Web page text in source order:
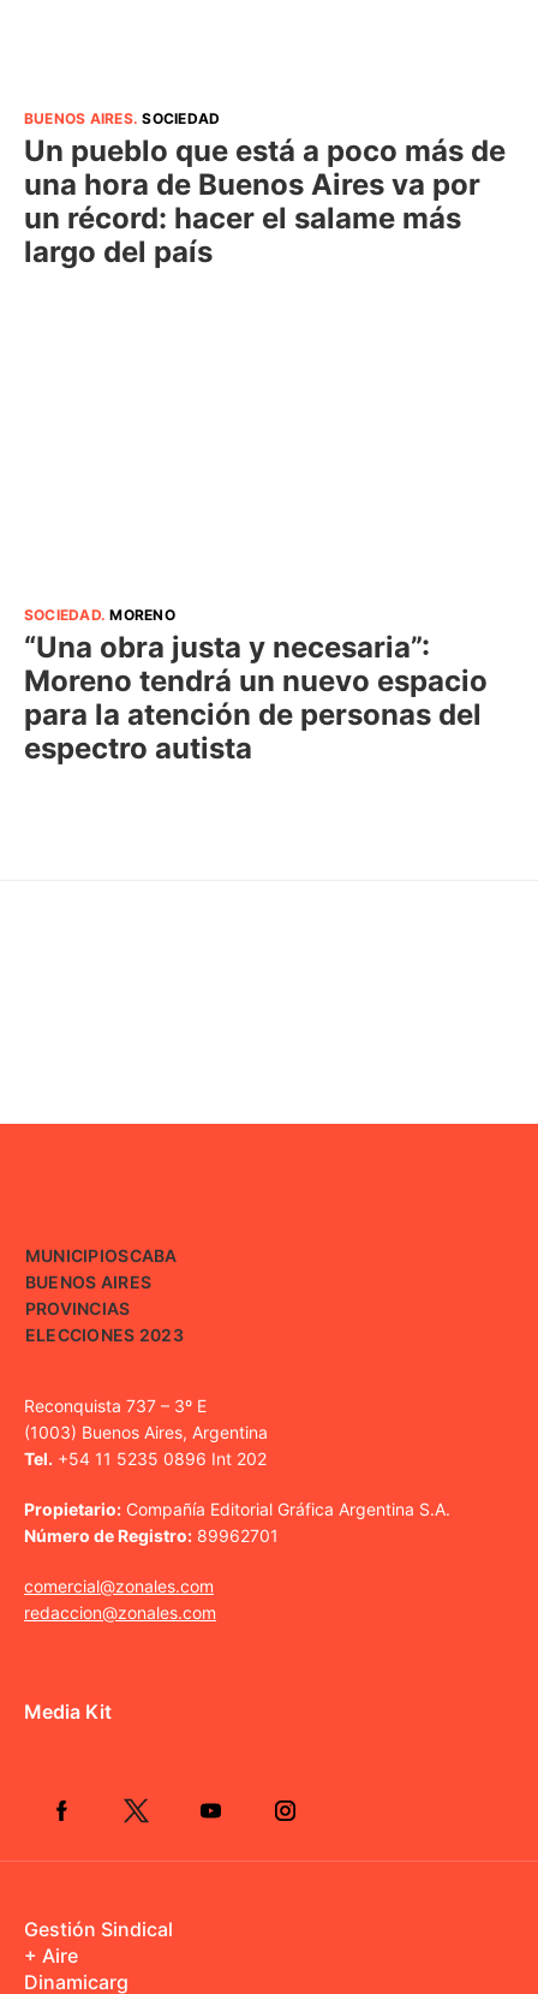
BUENOS AIRES.SOCIEDAD
Un pueblo que está a poco más de
una hora de Buenos Aires va por
un récord: hacer el salame más
largo del país
SOCIEDAD.MORENO
“Una obra justa y necesaria”:
Moreno tendrá un nuevo espacio
para la atención de personas del
espectro autista
MUNICIPIOSCABA
BUENOS AIRES
PROVINCIAS
ELECCIONES 2023
Reconquista 737 – 3º E
(1003) Buenos Aires, Argentina
Tel. +54 11 5235 0896 Int 202
Propietario: Compañía Editorial Gráfica Argentina S.A.
Número de Registro: 89962701
comercial@zonales.com
redaccion@zonales.com
Media Kit
Gestión Sindical
+ Aire
Dinamicarg